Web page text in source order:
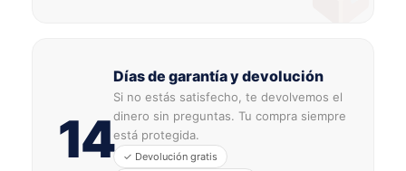
14
Días de garantía y devolución
Si no estás satisfecho, te devolvemos el
dinero sin preguntas. Tu compra siempre
está protegida.
✓ Devolución gratis